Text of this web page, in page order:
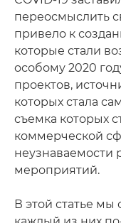
переосмыслить
привело к
которые стали
особому 2020
проектов,
которых стала
съемка которых
коммерческой
неузнаваемости
мероприятий.
В этой статье